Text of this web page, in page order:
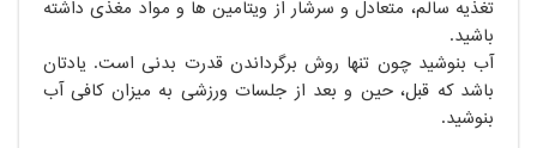
تغذیه سالم، متعادل و سرشار از ویتامین ها و مواد مغذی داشته
باشید.
آب بنوشید چون تنها روش برگرداندن قدرت بدنی است. یادتان
باشد که قبل، حین و بعد از جلسات ورزشی به میزان کافی آب
بنوشید.